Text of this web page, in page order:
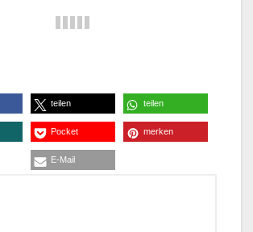
teilen teilen
Pocket merken
E-Mail